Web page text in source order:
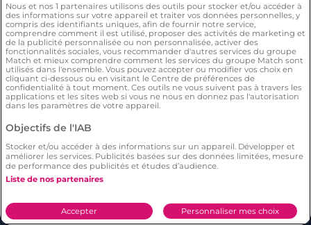
Nous et nos 1 partenaires utilisons des outils pour stocker et/ou accéder à
des informations sur votre appareil et traiter vos données personnelles, y
compris des identifiants uniques, afin de fournir notre service,
comprendre comment il est utilisé, proposer des activités de marketing et
de la publicité personnalisée ou non personnalisée, activer des
fonctionnalités sociales, vous recommander d'autres services du groupe
Match et mieux comprendre comment les services du groupe Match sont
utilisés dans l'ensemble. Vous pouvez accepter ou modifier vos choix en
cliquant ci-dessous ou en visitant le Centre de préférences de
confidentialité à tout moment. Ces outils ne vous suivent pas à travers les
applications et les sites web si vous ne nous en donnez pas l'autorisation
dans les paramètres de votre appareil.
Objectifs de l'IAB
Stocker et/ou accéder à des informations sur un appareil. Développer et
améliorer les services. Publicités basées sur des données limitées, mesure
de performance des publicités et études d’audience.
Liste de nos partenaires
Personnaliser mes choix
Accepter